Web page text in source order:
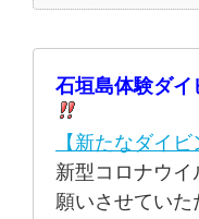
石垣島体験ダ
【新たなダイ
新型コロナウ
願いさせていた